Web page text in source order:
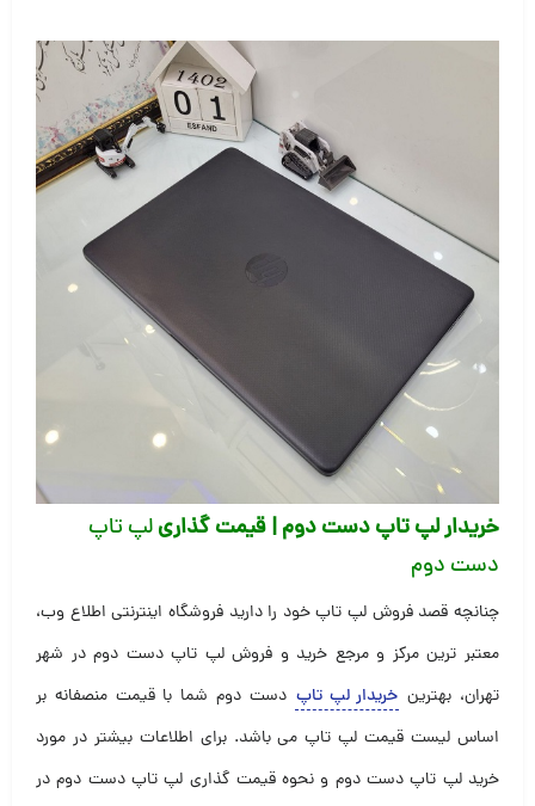
خریدار لپ تاپ دست دوم | قیمت گذاریلپ تاپ
دست دوم
چنانچه قصد فروش لپ تاپ خود را دارید فروشگاه اینترنتی اطلاع وب،
معتبر ترین مرکز و مرجع خرید و فروش لپ تاپ دست دوم در شهر
تهران، بهترین خریدار لپ تاپ دست دوم شما با قیمت منصفانه بر
اساس لیست قیمت لپ تاپ می باشد. برای اطلاعات بیشتر در مورد
خرید لپ تاپ دست دوم و نحوه قیمت گذاری لپ تاپ دست دوم در